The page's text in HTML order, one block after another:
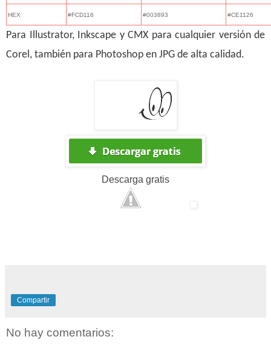
HEX #FCD116 #003893 #CE1126
Para Illustrator, Inkscape y CMX para cualquier versión de
Corel, también para Photoshop en JPG de alta calidad.
Descarga gratis
Compartir
No hay comentarios: